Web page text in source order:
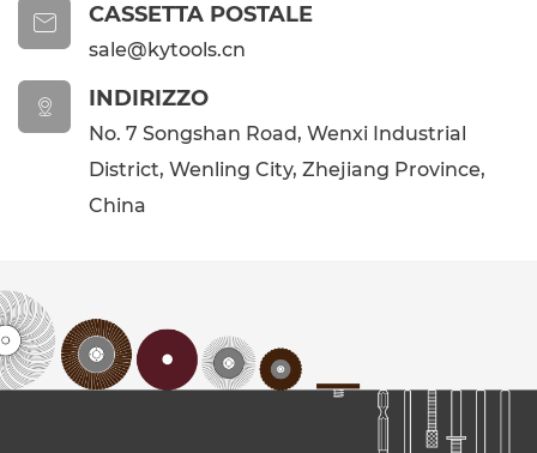
 CASSETTA POSTALE
sale@kytools.cn
 INDIRIZZO
No. 7 Songshan Road, Wenxi Industrial
District, Wenling City, Zhejiang Province,
China